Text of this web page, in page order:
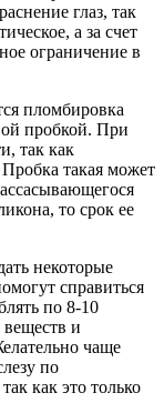
глаз, так
а за счет
ограничение в
пломбировка
пробкой. При
так как
Пробка такая может
то срок ее
некоторые
справиться
по 8-10
и
чаще
по
как это только